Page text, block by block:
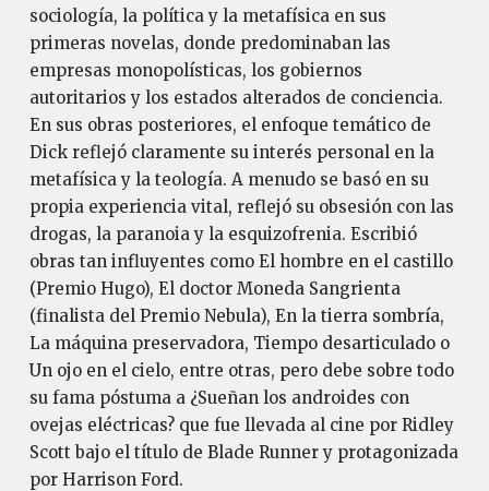
sociología, la política y la metafísica en sus
primeras novelas, donde predominaban las
empresas monopolísticas, los gobiernos
autoritarios y los estados alterados de conciencia.
En sus obras posteriores, el enfoque temático de
Dick reflejó claramente su interés personal en la
metafísica y la teología. A menudo se basó en su
propia experiencia vital, reflejó su obsesión con las
drogas, la paranoia y la esquizofrenia. Escribió
obras tan influyentes como El hombre en el castillo
(Premio Hugo), El doctor Moneda Sangrienta
(finalista del Premio Nebula), En la tierra sombría,
La máquina preservadora, Tiempo desarticulado o
Un ojo en el cielo, entre otras, pero debe sobre todo
su fama póstuma a ¿Sueñan los androides con
ovejas eléctricas? que fue llevada al cine por Ridley
Scott bajo el título de Blade Runner y protagonizada
por Harrison Ford.